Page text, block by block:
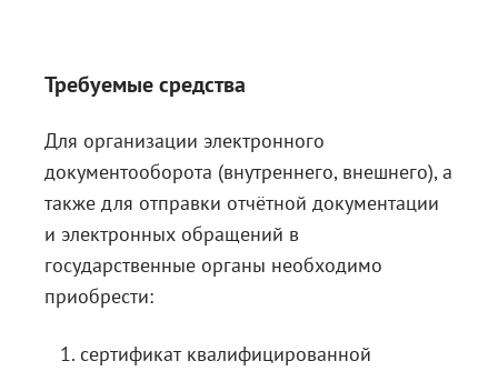
Требуемые средства
Для организации электронного
документооборота (внутреннего, внешнего), а
также для отправки отчётной документации
и электронных обращений в
государственные органы необходимо
приобрести:
сертификат квалифицированной